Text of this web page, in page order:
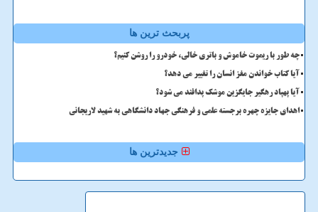
پربحث ترین ها
چه طور با ریموت خاموش و باتری خالی، خودرو را روشن کنیم؟
آیا کتاب خواندن مغز انسان را تغییر می دهد؟
آیا پهپاد رهگیر جایگزین موشک پدافند می شود؟
اهدای جایزه چهره برجسته علمی و فرهنگی جهاد دانشگاهی به شهید لاریجانی
جدیدترین ها